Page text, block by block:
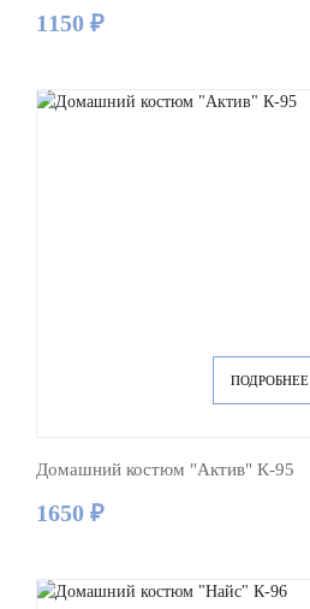
1150 ₽
ПОДРОБНЕЕ
Домашний костюм "Актив" К-95
1650 ₽